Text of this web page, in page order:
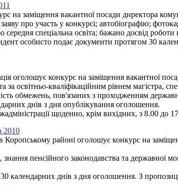
на заміщення вакантної посади директора
про участь у конкурсі; автобіографію;
спеціальна освіта; бажано досвід роботи
особисто подає документи протягом 30
оголошує конкурс на заміщення вакантної
освітньо-кваліфікаційним рівнем магістра,
обмежень, пов'язаних з проходженням
днів з дня опублікування оголошення.
щоденно, крім вихідних, з 8.00
2010
районі оголошує конкурс на
пенсійного законодавства та державної
календарних днів з дня оголошення. З